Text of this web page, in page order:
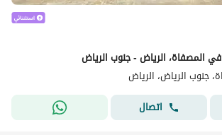
في المصفاة، الرياض - جنوب الرياض
اتصال